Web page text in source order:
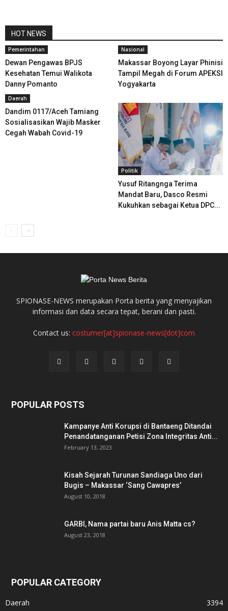
HOT NEWS
Pemerintahan
Dewan Pengawas BPJS
Kesehatan Temui Walikota
Danny Pomanto
Nasional
Makassar Boyong Layar Phinisi
Tampil Megah di Forum APEKSI
Yogyakarta
Daerah
Dandim 0117/Aceh Tamiang
Sosialisasikan Wajib Masker
Cegah Wabah Covid-19
Politik
Yusuf Ritangnga Terima
Mandat Baru, Dasco Resmi
Kukuhkan sebagai Ketua DPC...
SPIONASE-NEWS merupakan Porta berita yang menyajikan
informasi dan data secara tepat, berani dan pasti.
Contact us: costumer[at]spionase-news[dot]com
POPULAR POSTS
Kampanye Anti Korupsi di Bantaeng Ditandai
Penandatanganan Petisi Zona Integritas Anti...
February 13, 2023
Kisah Sejarah Turunan Sandiaga Uno dari
Bugis – Makassar ‘Sang Cawapres’
August 10, 2018
GARBI, Nama partai baru Anis Matta cs?
August 23, 2018
POPULAR CATEGORY
Daerah 3394